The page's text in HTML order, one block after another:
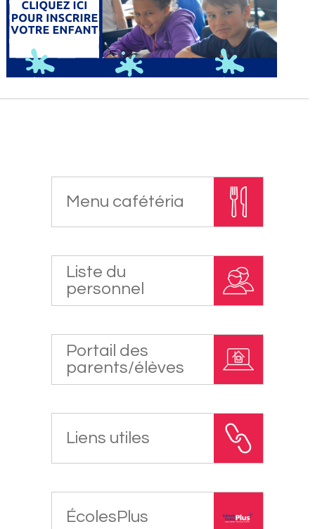
Menu cafétéria
Liste du
personnel
Portail des
parents/élèves
Liens utiles
ÉcolesPlus